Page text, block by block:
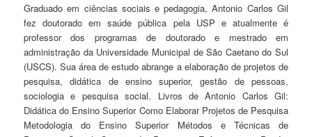
Graduado em ciências sociais e pedagogia, Antonio Carlos Gil
fez doutorado em saúde pública pela USP e atualmente é
professor dos programas de doutorado e mestrado em
administração da Universidade Municipal de São Caetano do Sul
(USCS). Sua área de estudo abrange a elaboração de projetos de
pesquisa, didática de ensino superior, gestão de pessoas,
sociologia e pesquisa social. Livros de Antonio Carlos Gil:
Didática do Ensino Superior Como Elaborar Projetos de Pesquisa
Metodologia do Ensino Superior Métodos e Técnicas de